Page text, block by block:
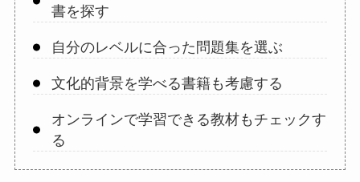
書を探す
自分のレベルに合った問題集を選ぶ
文化的背景を学べる書籍も考慮する
オンラインで学習できる教材もチェックす
る